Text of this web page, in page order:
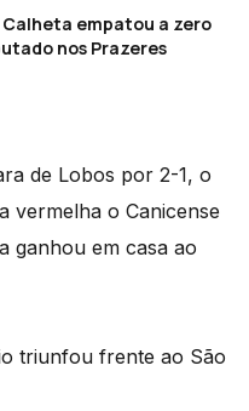
Calheta empatou a zero
nos Prazeres
de Lobos por 2-1, o
vermelha o Canicense
ganhou em casa ao
triunfou frente ao São